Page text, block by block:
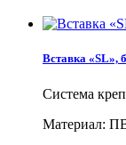
Вставка «SL»,
Система
Материал: